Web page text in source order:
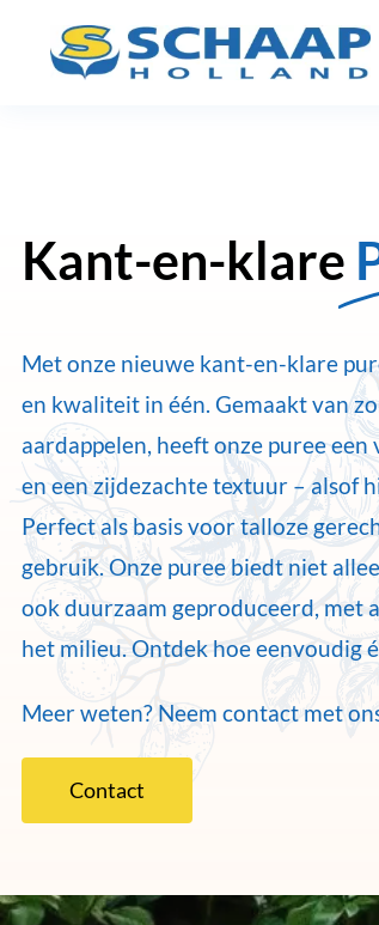
Kant-en-klare
Met onze nieuwe kant-en-klare
en kwaliteit in één. Gemaakt van
aardappelen, heeft onze puree
en een zijdezachte textuur – alsof
Perfect als basis voor talloze
gebruik. Onze puree biedt niet
ook duurzaam geproduceerd, met
het milieu. Ontdek hoe eenvoudig
Meer weten? Neem contact met
Contact